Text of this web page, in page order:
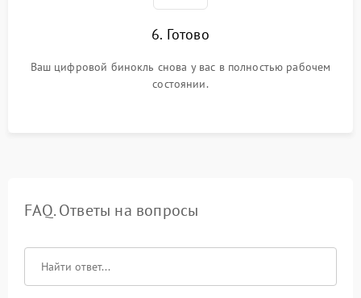
6. Готово
Ваш цифровой бинокль снова у вас в полностью рабочем
состоянии.
FAQ. Ответы на вопросы